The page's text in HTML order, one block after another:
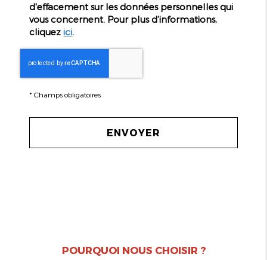
d'effacement sur les données personnelles qui
vous concernent. Pour plus d’informations,
cliquezici
*Champs obligatoires
POURQUOI NOUS CHOISIR ?